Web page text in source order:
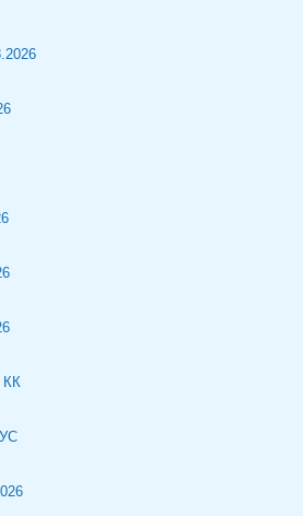
КК